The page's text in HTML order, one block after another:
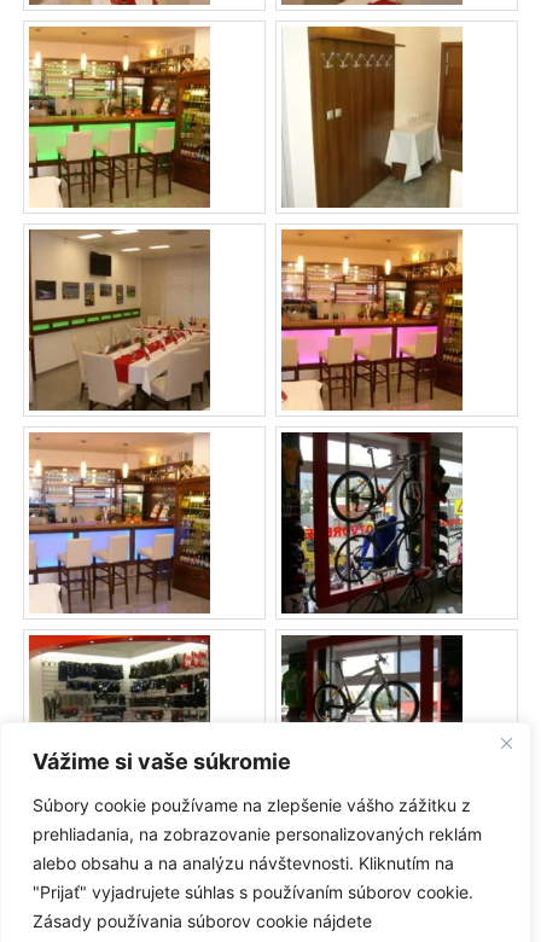
Vážime si vaše súkromie
Súbory cookie používame na zlepšenie vášho zážitku z
prehliadania, na zobrazovanie personalizovaných reklám
alebo obsahu a na analýzu návštevnosti. Kliknutím na
"Prijať" vyjadrujete súhlas s používaním súborov cookie.
Zásady používania súborov cookie nájdete